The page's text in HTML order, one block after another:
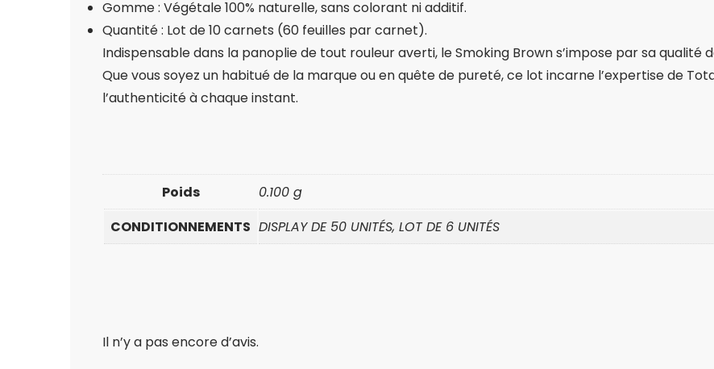
Gomme : Végétale 100% naturelle, sans colorant ni additif.
Quantité : Lot de 10 carnets (60 feuilles par carnet).
Indispensable dans la panoplie de tout rouleur averti, le Smoking Brown s’impose par sa
Que vous soyez un habitué de la marque ou en quête de pureté, ce lot incarne l’expertise de
l’authenticité à chaque instant.
Poids
0.100 g
CONDITIONNEMENTS DISPLAY DE 50 UNITÉS, LOT DE 6 UNITÉS
Il n’y a pas encore d’avis.